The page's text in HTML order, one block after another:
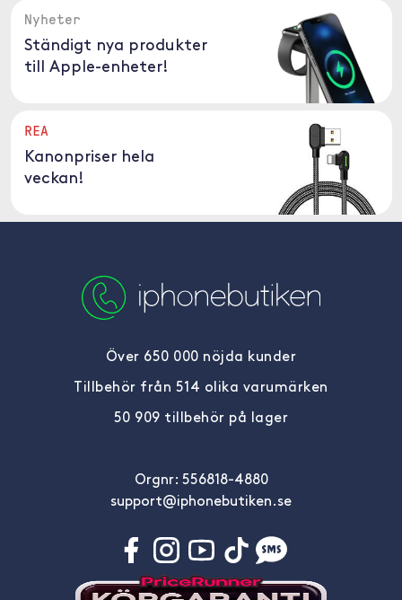
Nyheter
Ständigt nya produkter
till Apple-enheter!
REA
Kanonpriser hela
veckan!
Över 650 000 nöjda kunder
Tillbehör från 514 olika varumärken
50 909 tillbehör på lager
Orgnr: 556818-4880
support@iphonebutiken.se